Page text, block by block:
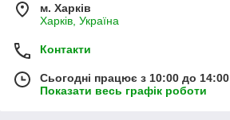
м. Харків
Харків, Україна
Контакти
Сьогодні працює з 10:00 до 14:00
Показати весь графік роботи